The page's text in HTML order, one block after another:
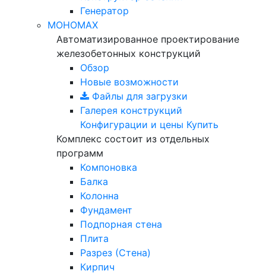
Генератор
МОНОМАХ
Автоматизированное проектирование
железобетонных конструкций
Обзор
Новые возможности
Файлы для загрузки
Галерея конструкций
Конфигурации и цены Купить
Комплекс состоит из отдельных
программ
Компоновка
Балка
Колонна
Фундамент
Подпорная стена
Плита
Разрез (Стена)
Кирпич